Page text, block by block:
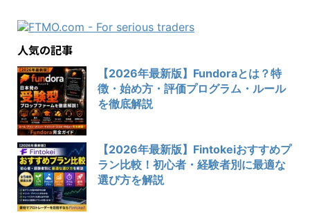
人気の記事
【2026年最新版】Fundoraとは？特
徴・始め方・評価プログラム・ルール
を徹底解説
【2026年最新版】Fintokeiおすすめプ
ラン比較！初心者・経験者別に最適な
選び方を解説